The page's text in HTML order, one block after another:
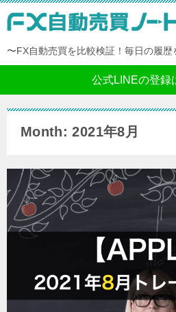
〜FX自動売買を比較検証！毎日の履歴
公式LINEの登録
Month: 2021年8月